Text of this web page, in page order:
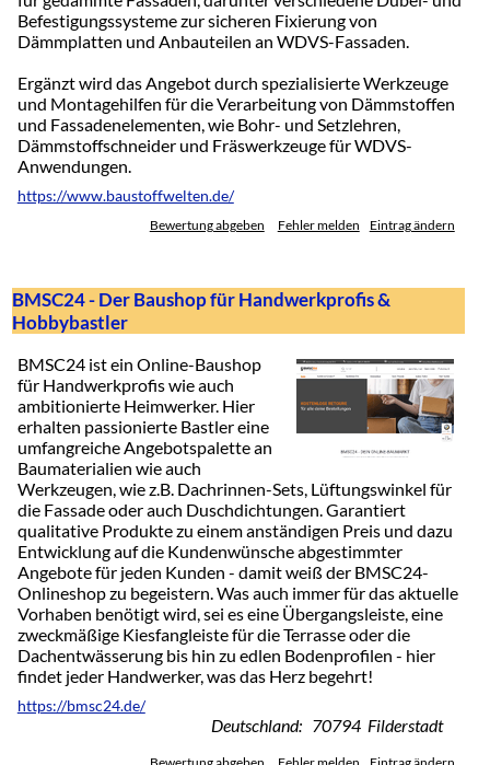
Befestigungssysteme zur sicheren Fixierung von
Dämmplatten und Anbauteilen an WDVS-Fassaden.
Ergänzt wird das Angebot durch spezialisierte Werkzeuge
und Montagehilfen für die Verarbeitung von Dämmstoffen
und Fassadenelementen, wie Bohr- und Setzlehren,
Dämmstoffschneider und Fräswerkzeuge für WDVS-
Anwendungen.
https://www.baustoffwelten.de/
Bewertung abgeben Fehler melden Eintrag ändern
BMSC24 - Der Baushop für Handwerkprofis &
Hobbybastler
BMSC24 ist ein Online-Baushop
für Handwerkprofis wie auch
ambitionierte Heimwerker. Hier
erhalten passionierte Bastler eine
umfangreiche Angebotspalette an
Baumaterialien wie auch
Werkzeugen, wie z.B. Dachrinnen-Sets, Lüftungswinkel für
die Fassade oder auch Duschdichtungen. Garantiert
qualitative Produkte zu einem anständigen Preis und dazu
Entwicklung auf die Kundenwünsche abgestimmter
Angebote für jeden Kunden - damit weiß der BMSC24-
Onlineshop zu begeistern. Was auch immer für das aktuelle
Vorhaben benötigt wird, sei es eine Übergangsleiste, eine
zweckmäßige Kiesfangleiste für die Terrasse oder die
Dachentwässerung bis hin zu edlen Bodenprofilen - hier
findet jeder Handwerker, was das Herz begehrt!
https://bmsc24.de/
Deutschland: 70794 Filderstadt
Bewertung abgeben Fehler melden Eintrag ändern